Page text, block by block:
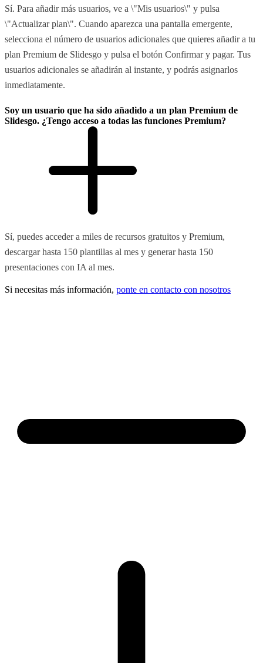
Sí. Para añadir más usuarios, ve a \"Mis usuarios\" y pulsa
\"Actualizar plan\". Cuando aparezca una pantalla emergente,
selecciona el número de usuarios adicionales que quieres añadir a tu
plan Premium de Slidesgo y pulsa el botón Confirmar y pagar. Tus
usuarios adicionales se añadirán al instante, y podrás asignarlos
inmediatamente.
Soy un usuario que ha sido añadido a un plan Premium de
Slidesgo. ¿Tengo acceso a todas las funciones Premium?
Sí, puedes acceder a miles de recursos gratuitos y Premium,
descargar hasta 150 plantillas al mes y generar hasta 150
presentaciones con IA al mes.
Si necesitas más información, ponte en contacto con nosotros